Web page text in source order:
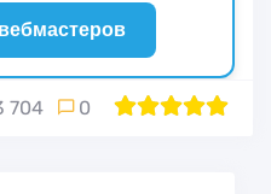
704 0 100
1 2 3 4 5